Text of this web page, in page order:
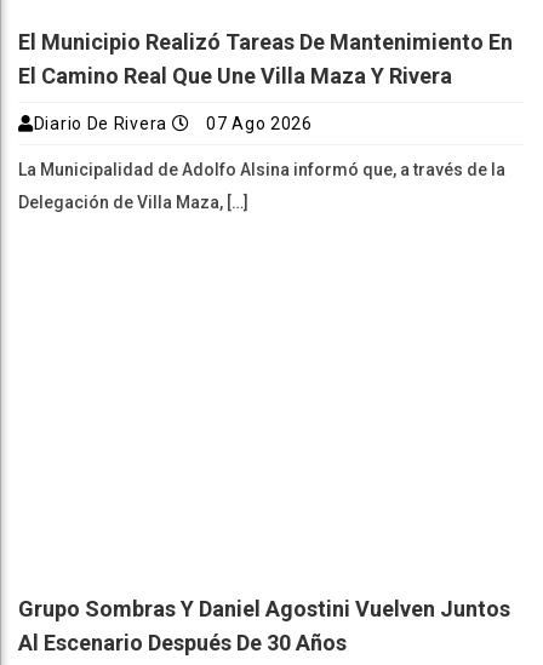
El Municipio Realizó Tareas De Mantenimiento En
El Camino Real Que Une Villa Maza Y Rivera
Diario De Rivera 07 Ago 2026
La Municipalidad de Adolfo Alsina informó que, a través de la
Delegación de Villa Maza, […]
Grupo Sombras Y Daniel Agostini Vuelven Juntos
Al Escenario Después De 30 Años